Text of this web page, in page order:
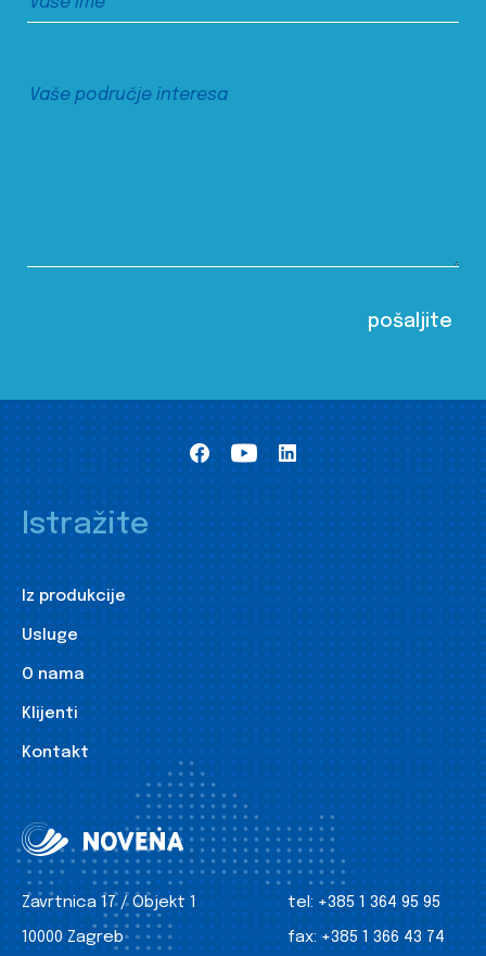
Istražite
Iz produkcije
Usluge
O nama
Klijenti
Kontakt
Zavrtnica 17 / Objekt 1
10000 Zagreb
tel: +385 1 364 95 95
fax: +385 1 366 43 74